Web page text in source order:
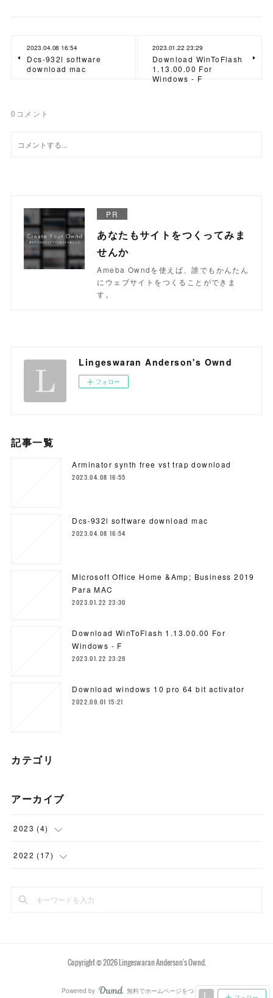
2023.04.08 16:54
Dcs-932l software
download mac
2023.01.22 23:29
Download WinToFlash
1.13.00.00 For
Windows - F
0 コメント
PR
あなたもサイトをつくってみま
せんか
Ameba Owndを使えば、誰でもかんたん
にウェブサイトをつくることができま
す。
Lingeswaran Anderson's Ownd
フォロー
記事一覧
Arminator synth free vst trap download
2023.04.08 16:55
Dcs-932l software download mac
2023.04.08 16:54
Microsoft Office Home &Amp; Business 2019
Para MAC
2023.01.22 23:30
Download WinToFlash 1.13.00.00 For
Windows - F
2023.01.22 23:29
Download windows 10 pro 64 bit activator
2022.09.01 15:21
カテゴリ
アーカイブ
2023 (4)
(2)
2022 (17)
Copyright ©2026Lingeswaran Anderson's Ownd.
Powered by AmebaOwnd
無料でホームページをつくろう